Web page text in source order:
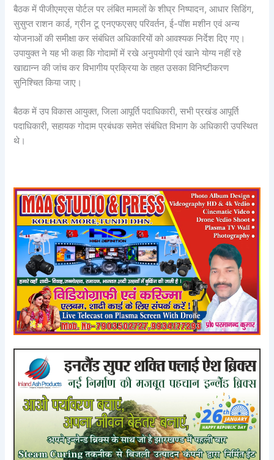
बैठक में पीजीएमएस पोर्टल पर लंबित मामलों के शीघ्र निष्पादन, आधार सिडिंग,
सुसुप्त राशन कार्ड, ग्रीन टू एनएफएसए परिवर्तन, ई-पॉश मशीन एवं अन्य
योजनाओं की समीक्षा कर संबंधित अधिकारियों को आवश्यक निर्देश दिए गए।
उपायुक्त ने यह भी कहा कि गोदामों में रखे अनुपयोगी एवं खाने योग्य नहीं रहे
खाद्यान्न की जांच कर विभागीय प्रक्रिया के तहत उसका विनिष्टीकरण
सुनिश्चित किया जाए।
बैठक में उप विकास आयुक्त, जिला आपूर्ति पदाधिकारी, सभी प्रखंड आपूर्ति
पदाधिकारी, सहायक गोदाम प्रबंधक समेत संबंधित विभाग के अधिकारी उपस्थित
थे।